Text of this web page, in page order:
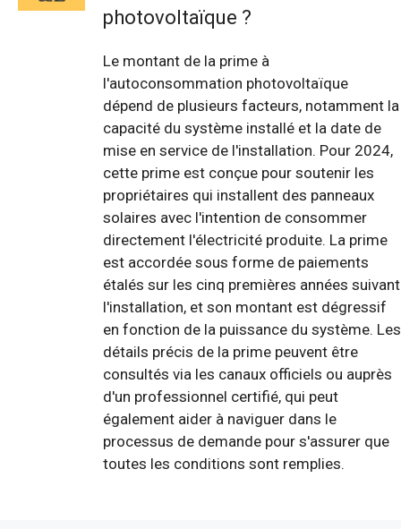
photovoltaïque ?
Le montant de la prime à
l'autoconsommation photovoltaïque
dépend de plusieurs facteurs, notamment la
capacité du système installé et la date de
mise en service de l'installation. Pour 2024,
cette prime est conçue pour soutenir les
propriétaires qui installent des panneaux
solaires avec l'intention de consommer
directement l'électricité produite. La prime
est accordée sous forme de paiements
étalés sur les cinq premières années suivant
l'installation, et son montant est dégressif
en fonction de la puissance du système. Les
détails précis de la prime peuvent être
consultés via les canaux officiels ou auprès
d'un professionnel certifié, qui peut
également aider à naviguer dans le
processus de demande pour s'assurer que
toutes les conditions sont remplies.